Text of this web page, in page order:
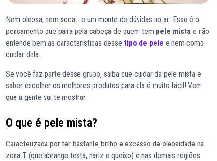
Nem oleosa, nem seca… e um monte de dúvidas no ar! Esse é o
pensamento que paira pela cabeça de quem tem pele mista e não
entende bem as características desse tipo de pele e nem como
cuidar dela.
Se você faz parte desse grupo, saiba que cuidar da pele mista e
saber escolher os melhores produtos para ela é muito fácil! Vem
que a gente vai te mostrar.
O que é pele mista?
Caracterizada por ter bastante brilho e excesso de oleosidade na
zona T (que abrange testa, nariz e queixo) e nas demais regiões